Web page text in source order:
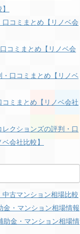
口コミまとめ【リノベ会
コミまとめ【リノベ会
・口コミまとめ【リノベ
ミまとめ【リノベ会社
クションズの評判・口
会社比較】
中古マンション相場比較
金・マンション相場情報
助金・マンション相場情